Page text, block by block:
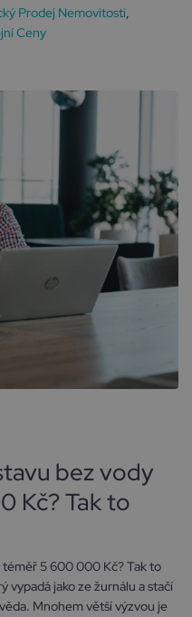
Prodej Nemovitosti,
Ceny
bez vody
Kč? Tak to
téměř 5 600 000 Kč? Tak to
vypadá jako ze žurnálu a stačí
Mnohem větší výzvou je